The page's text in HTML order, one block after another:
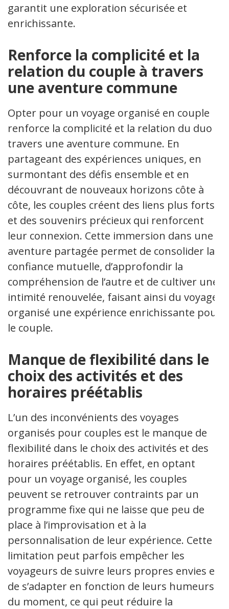
garantit une exploration sécurisée et
enrichissante.
Renforce la complicité et la
relation du couple à travers
une aventure commune
Opter pour un voyage organisé en couple
renforce la complicité et la relation du duo à
travers une aventure commune. En
partageant des expériences uniques, en
surmontant des défis ensemble et en
découvrant de nouveaux horizons côte à
côte, les couples créent des liens plus forts
et des souvenirs précieux qui renforcent
leur connexion. Cette immersion dans une
aventure partagée permet de consolider la
confiance mutuelle, d’approfondir la
compréhension de l’autre et de cultiver une
intimité renouvelée, faisant ainsi du voyage
organisé une expérience enrichissante pour
le couple.
Manque de flexibilité dans le
choix des activités et des
horaires préétablis
L’un des inconvénients des voyages
organisés pour couples est le manque de
flexibilité dans le choix des activités et des
horaires préétablis. En effet, en optant
pour un voyage organisé, les couples
peuvent se retrouver contraints par un
programme fixe qui ne laisse que peu de
place à l’improvisation et à la
personnalisation de leur expérience. Cette
limitation peut parfois empêcher les
voyageurs de suivre leurs propres envies et
de s’adapter en fonction de leurs humeurs
du moment, ce qui peut réduire la